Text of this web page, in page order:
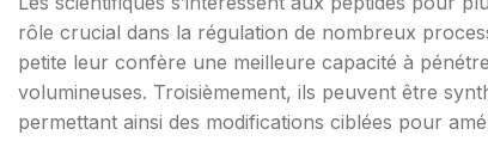
rôle crucial dans la régulation de nombreux
petite leur confère une meilleure capacité à
volumineuses. Troisièmement, ils peuvent être
permettant ainsi des modifications ciblées pour